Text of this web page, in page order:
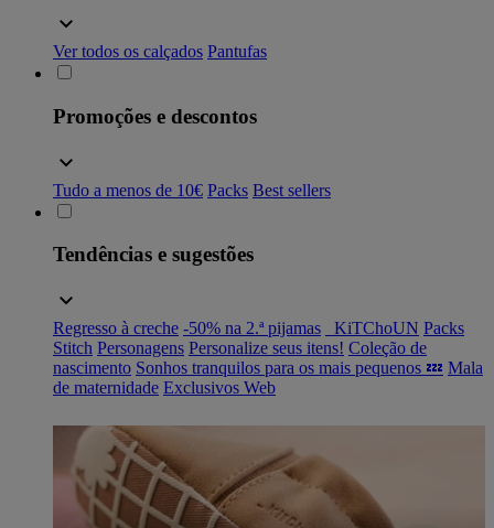
Ver todos os calçados Pantufas
Promoções e descontos
Tudo a menos de 10€ Packs Best sellers
Tendências e sugestões
Regresso à creche -50% na 2.ª pijamas _KiTChoUN Packs
Stitch Personagens Personalize seus itens! Coleção de
nascimento Sonhos tranquilos para os mais pequenos 💤 Mala
de maternidade Exclusivos Web